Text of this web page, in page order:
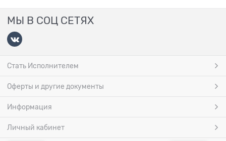
МЫ В СОЦ СЕТЯХ
Стать Исполнителем
Оферты и другие документы
Информация
Личный кабинет